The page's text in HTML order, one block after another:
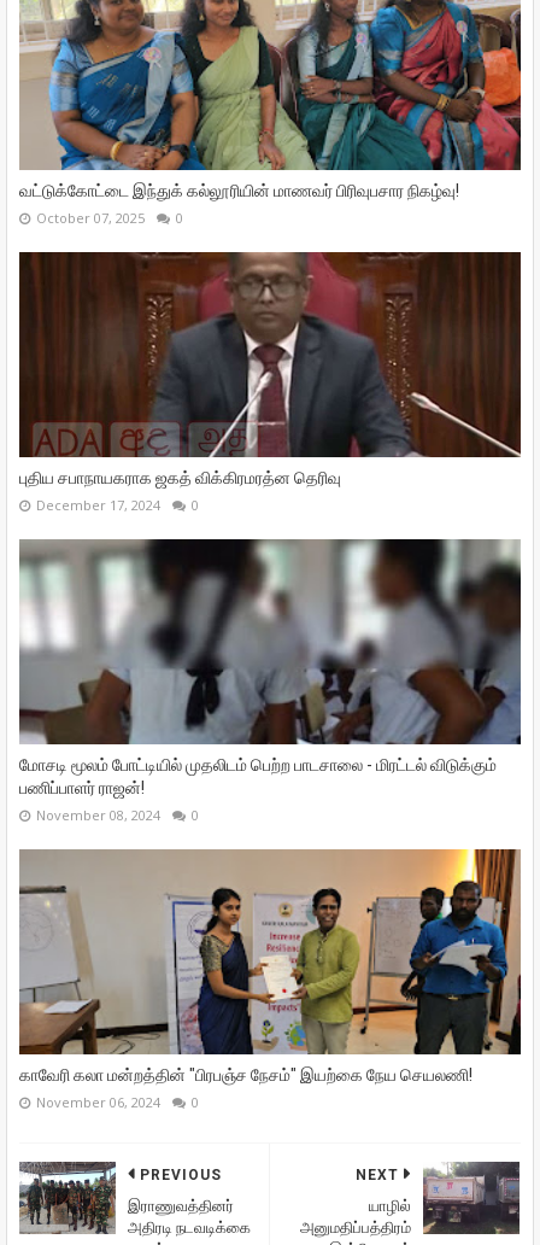
வட்டுக்கோட்டை இந்துக் கல்லூரியின் மாணவர் பிரிவுபசார நிகழ்வு!
October 07, 2025 0
புதிய சபாநாயகராக ஜகத் விக்கிரமரத்ன தெரிவு
December 17, 2024 0
மோசடி மூலம் போட்டியில் முதலிடம் பெற்ற பாடசாலை - மிரட்டல் விடுக்கும்
பணிப்பாளர் ராஜன்!
November 08, 2024 0
காவேரி கலா மன்றத்தின் "பிரபஞ்ச நேசம்" இயற்கை நேய செயலணி!
November 06, 2024 0
NEXT
யாழில்
அனுமதிப்பத்திரம்
PREVIOUS
இராணுவத்தினர்
அதிரடி நடவடிக்கை